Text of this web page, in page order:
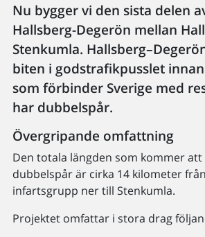
Nu bygger vi den sista delen
Hallsberg-Degerön mellan
Stenkumla.
biten i godstrafikpusslet
som förbinder Sverige med
har dubbelspår.
Övergripande omfattning
Den totala längden som kommer
dubbelspår är cirka 14 kilometer
infartsgrupp ner till Stenkumla.
Projektet omfattar i stora drag